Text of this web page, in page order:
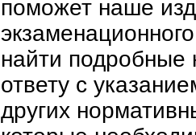
поможет наше
найти подробные
ответу с
других